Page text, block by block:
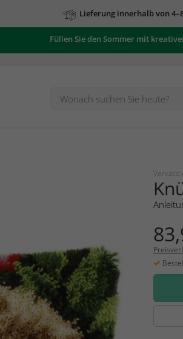
Lieferung innerhalb von
Füllen Sie den Sommer mit
Vervaco